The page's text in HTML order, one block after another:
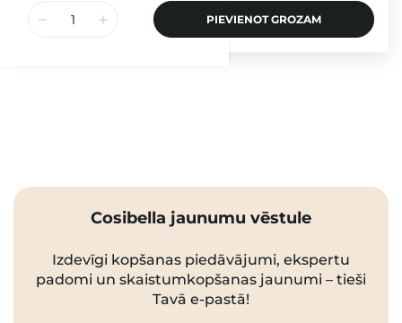
PIEVIENOT GROZAM
Cosibella jaunumu vēstule
Izdevīgi kopšanas piedāvājumi, ekspertu
padomi un skaistumkopšanas jaunumi – tieši
Tavā e-pastā!